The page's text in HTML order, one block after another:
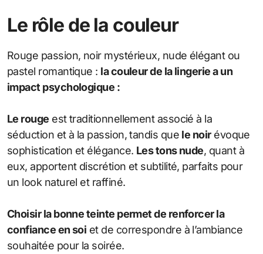
Le rôle de la couleur
Rouge passion, noir mystérieux, nude élégant ou
pastel romantique : la couleur de la lingerie a un
impact psychologique :
Le rouge est traditionnellement associé à la
séduction et à la passion, tandis que le noirévoque
sophistication et élégance. Les tons nude, quant à
eux, apportent discrétion et subtilité, parfaits pour
un look naturel et raffiné.
Choisir la bonne teinte permet de renforcer la
confiance en soi et de correspondre à l’ambiance
souhaitée pour la soirée.